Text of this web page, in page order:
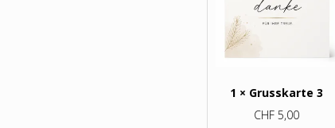
1 × Grusskarte 3
CHF 5,00